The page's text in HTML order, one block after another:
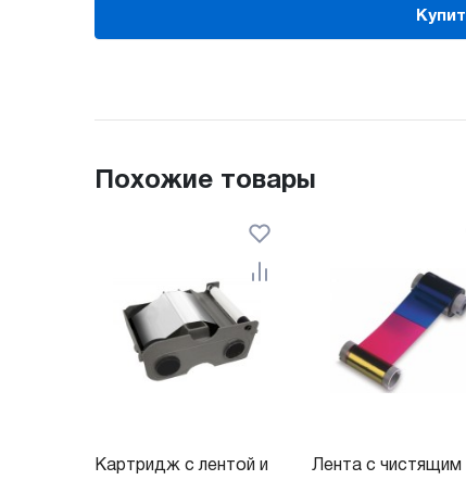
Похожие товары
Картридж с лентой и
Лента с чистящим